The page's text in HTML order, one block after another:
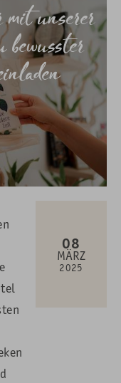
unserer
bewusster
08
MÄRZ
2025